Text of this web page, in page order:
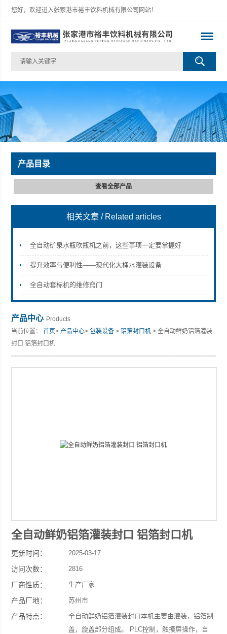
您好，欢迎进入张家港市裕丰饮料机械有限公司网站！
张家港市裕丰饮料机械有限公司
产品目录
查看全部产品
相关文章 / Related articles
全自动矿泉水瓶吹瓶机之前，这些事项一定要掌握好
提升效率与便利性——现代化大桶水灌装设备
全自动套标机的维修窍门
产品中心 Products
当前位置：首页>产品中心>包装设备 >铝箔封口机 > 全自动鲜奶铝箔灌装
封口 铝箔封口机
全自动鲜奶铝箔灌装封口 铝箔封口机
更新时间： 2025-03-17
访问次数： 2816
厂商性质： 生产厂家
产品厂地： 苏州市
产品特点：
全自动鲜奶铝箔灌装封口本机主要由灌装，铝箔制
盖，旋盖部分组成。 PLC控制，触摸屏操作，自